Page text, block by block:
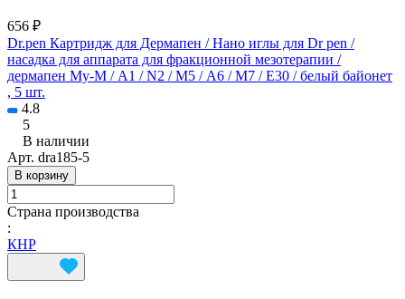
656 ₽
Dr.pen Картридж для Дермапен / Нано иглы для Dr pen /
насадка для аппарата для фракционной мезотерапии /
дермапен My-M / А1 / N2 / M5 / А6 / М7 / E30 / белый байонет
, 5 шт.
4.8
5
В наличии
Арт. dra185-5
В корзину
Страна производства
:
КНР